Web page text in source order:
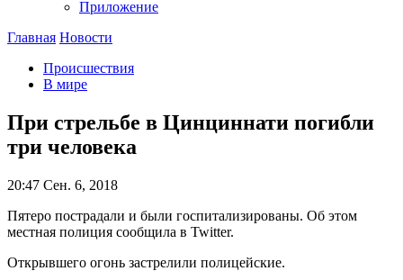
Приложение
Главная Новости
Происшествия
В мире
При стрельбе в Цинциннати погибли
три человека
20:47 Сен. 6, 2018
Пятеро пострадали и были госпитализированы. Об этом
местная полиция сообщила в Twitter.
Открывшего огонь застрелили полицейские.